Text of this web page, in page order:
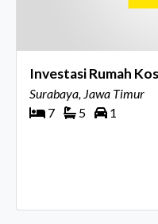
Investasi Rumah
Surabaya, Jawa Timur
7
5 1